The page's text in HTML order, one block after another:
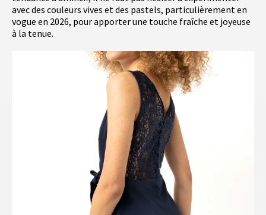
avec des couleurs vives et des pastels, particulièrement en
vogue en 2026, pour apporter une touche fraîche et joyeuse
à la tenue.